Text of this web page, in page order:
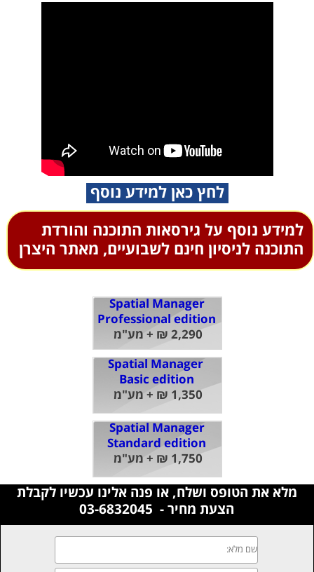
מלא את הטופס ושלח, או פנה אלינו עכשיו לקבלת
הצעת מחיר - 03-6832045
למידע נוסף על גירסאות התוכנה והורדת
התוכנה לניסיון חינם לשבועיים, מאתר היצרן
Spatial Manager
Standard edition
1,750 ₪ + מע"מ
Spatial Manager
Basic edition
1,350 ₪ + מע"מ
Spatial Manager
Professional edition
2,290 ₪ + מע"מ
לחץ כאן למידע נוסף